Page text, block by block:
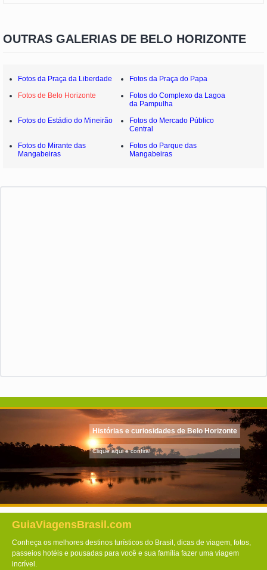
OUTRAS GALERIAS DE BELO HORIZONTE
Fotos da Praça da Liberdade
Fotos da Praça do Papa
Fotos de Belo Horizonte
Fotos do Complexo da Lagoa
da Pampulha
Fotos do Estádio do Mineirão
Fotos do Mercado Público
Central
Fotos do Mirante das
Mangabeiras
Fotos do Parque das
Mangabeiras
Histórias e curiosidades de Belo Horizonte
Clique aqui e confira!
GuiaViagensBrasil.com
Conheça os melhores destinos turísticos do Brasil, dicas de viagem, fotos,
passeios hotéis e pousadas para você e sua família fazer uma viagem
incrível.